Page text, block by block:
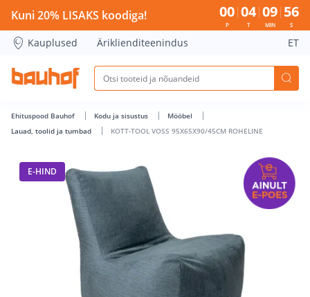
KOTT-TOOL VOSS 95X65X90/45CM ROHELINE - Bauhof has
Kuni 20% LISAKS koodiga! 00
P
04
T
09
MIN
56
S
Kauplused Äriklienditeenindus ET
Ehituspood Bauhof Kodu ja sisustus
Mööbel
Lauad, toolid ja tumbad
KOTT-TOOL VOSS 95X65X90/45CM ROHELINE
E-HIND